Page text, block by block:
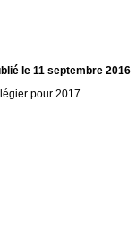
le 11 septembre 2016
pour 2017